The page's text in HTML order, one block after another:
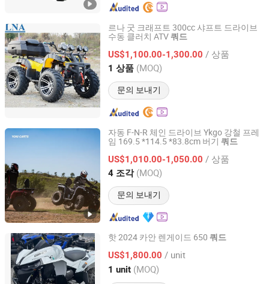
르나 굿 크래프트 300cc 샤프트 드라이브
수동 클러치 ATV쿼드
US$1,100.00-1,300.00 / 상품
1 상품 (MOQ)
문의 보내기
Wuhan Lna Machinery Equipment Co., Ltd
Hubei, China 이후 2025
자동 F-N-R 체인 드라이브 Ykgo 강철 프레
임 169.5 *114.5 *83.8cm 버기 쿼드
US$1,010.00-1,050.00 / 상품
4 조각 (MOQ)
문의 보내기
Taizhou Yoki Carts Co., Ltd.
Jiangsu, China 이후 2026
핫 2024 카안 렌게이드 650 쿼드
US$1,800.00 / unit
1 unit (MOQ)
Hengshui Zhongxin Lanchen Hydraulic Co., Ltd
Hebei, China 이후 2024